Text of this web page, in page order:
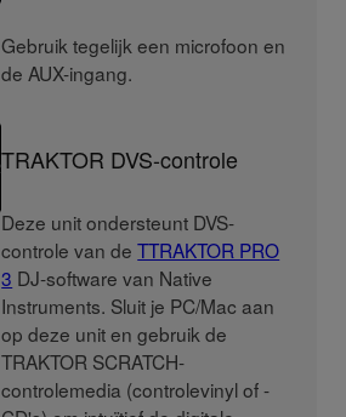
Gebruik tegelijk een microfoon en
de AUX-ingang.
TRAKTOR DVS-controle
Deze unit ondersteunt DVS-
controle van deTTRAKTOR PRO
3 DJ-software van Native
Instruments. Sluit je PC/Mac aan
op deze unit en gebruik de
TRAKTOR SCRATCH-
controlemedia (controlevinyl of -